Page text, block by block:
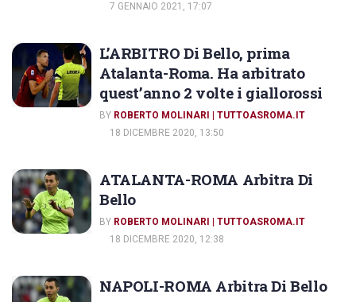
7 GENNAIO 2021, 17:07
L’ARBITRO Di Bello, prima
Atalanta-Roma. Ha arbitrato
quest’anno 2 volte i giallorossi
BY ROBERTO MOLINARI | TUTTOASROMA.IT
18 DICEMBRE 2020, 13:50
ATALANTA-ROMA Arbitra Di
Bello
BY ROBERTO MOLINARI | TUTTOASROMA.IT
18 DICEMBRE 2020, 12:38
NAPOLI-ROMA Arbitra Di Bello